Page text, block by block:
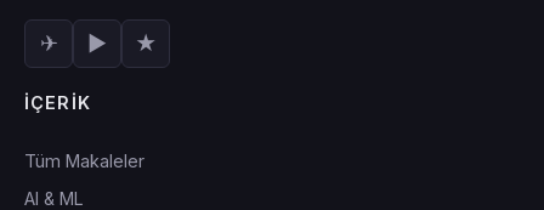
✈ ▶ ★
İÇERIK
Tüm Makaleler
AI & ML